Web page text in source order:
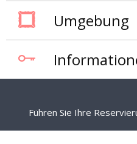
Umgebung
Führen Sie Ihre